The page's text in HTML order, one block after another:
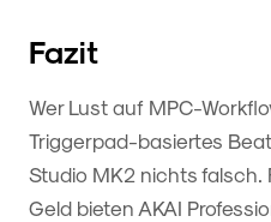
Fazit
Wer Lust auf MPC-
Triggerpad-basiertes
Studio MK2 nichts falsch.
Geld bieten AKAI